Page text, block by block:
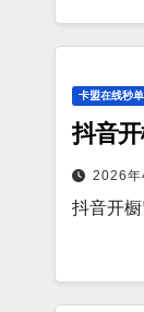
卡盟在线秒
抖音
2026年
抖音开